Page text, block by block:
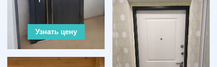
Узнать цену